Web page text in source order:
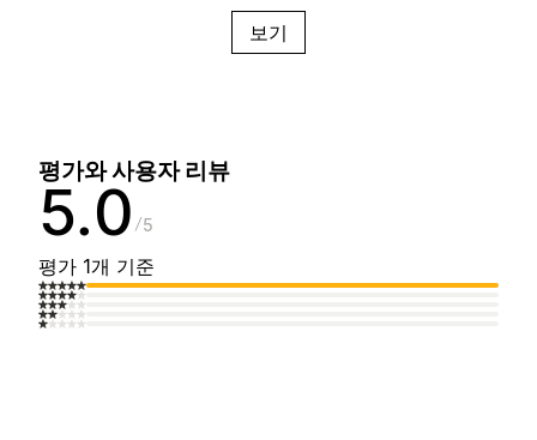
보기
평가와 사용자 리뷰
5.0 5
평가 1개 기준